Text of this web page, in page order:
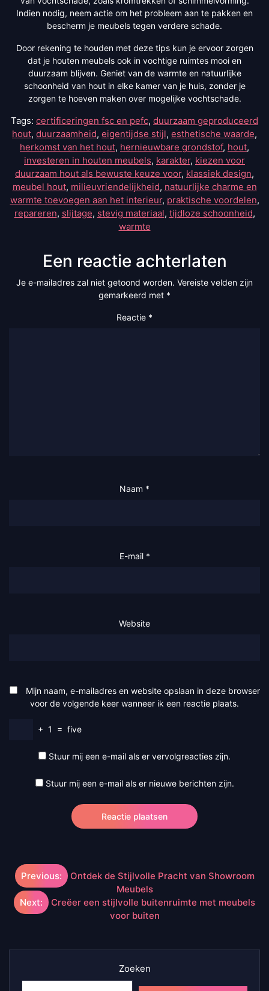
Indien nodig, neem actie om het probleem aan te pakken en
bescherm je meubels tegen verdere schade.
Door rekening te houden met deze tips kun je ervoor zorgen
dat je houten meubels ook in vochtige ruimtes mooi en
duurzaam blijven. Geniet van de warmte en natuurlijke
schoonheid van hout in elke kamer van je huis, zonder je
zorgen te hoeven maken over mogelijke vochtschade.
Tags: certificeringen fsc en pefc, duurzaam geproduceerd
hout, duurzaamheid, eigentijdse stijl, esthetische waarde,
herkomst van het hout, hernieuwbare grondstof, hout,
investeren in houten meubels, karakter, kiezen voor
duurzaam hout als bewuste keuze voor, klassiek design,
meubel hout, milieuvriendelijkheid, natuurlijke charme en
warmte toevoegen aan het interieur, praktische voordelen,
repareren, slijtage, stevig materiaal, tijdloze schoonheid,
warmte
Een reactie achterlaten
Je e-mailadres zal niet getoond worden. Vereiste velden zijn
gemarkeerd met *
Reactie *
Naam *
E-mail *
Website
Mijn naam, e-mailadres en website opslaan in deze browser
voor de volgende keer wanneer ik een reactie plaats.
+ 1 = five
Stuur mij een e-mail als er vervolgreacties zijn.
Stuur mij een e-mail als er nieuwe berichten zijn.
Berichtnavigatie
Previous:
Ontdek de Stijlvolle Pracht van Showroom
Meubels
Next:
Creëer een stijlvolle buitenruimte met meubels
voor buiten
Zoeken